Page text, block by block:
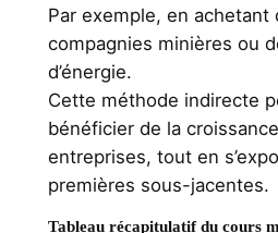
Par exemple, en achetant
compagnies minières ou
d’énergie.
Cette méthode indirecte
bénéficier de la
entreprises, tout en
premières sous-jacentes.
Tableau récapitulatif du cours